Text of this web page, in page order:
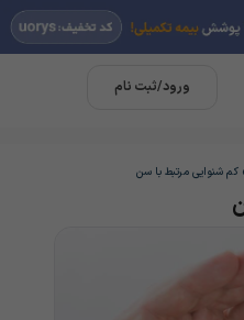
ورود/ثبت نام
کم شنوایی مرتبط با سن